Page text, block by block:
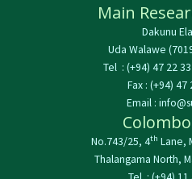
Main
Dakunu
Uda Walawe
Tel : (+94) 47 22
Fax : (+94) 47
Email :
No.743/25, 4th Lane,
Thalangama North,